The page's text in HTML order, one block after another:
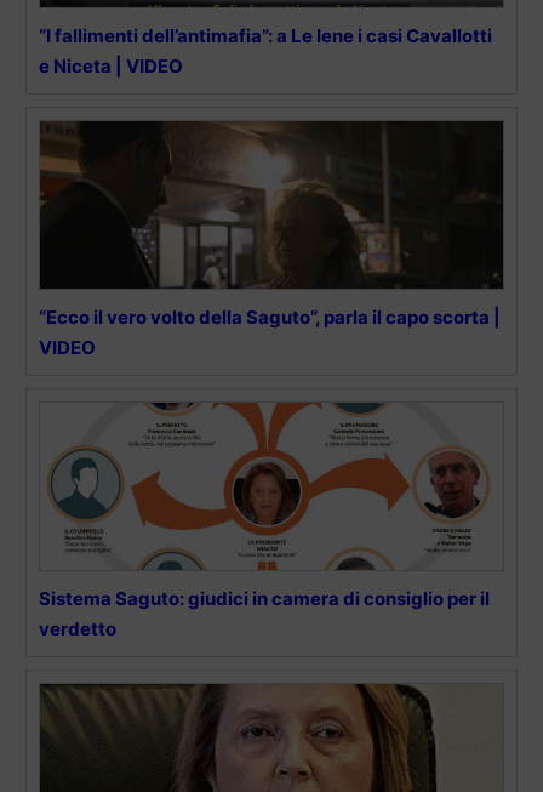
“I fallimenti dell’antimafia”: a Le Iene i casi Cavallotti
e Niceta | VIDEO
“Ecco il vero volto della Saguto”, parla il capo scorta |
VIDEO
Sistema Saguto: giudici in camera di consiglio per il
verdetto